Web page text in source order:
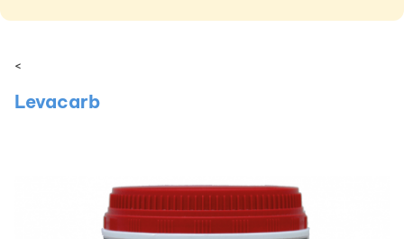
<
Levacarb